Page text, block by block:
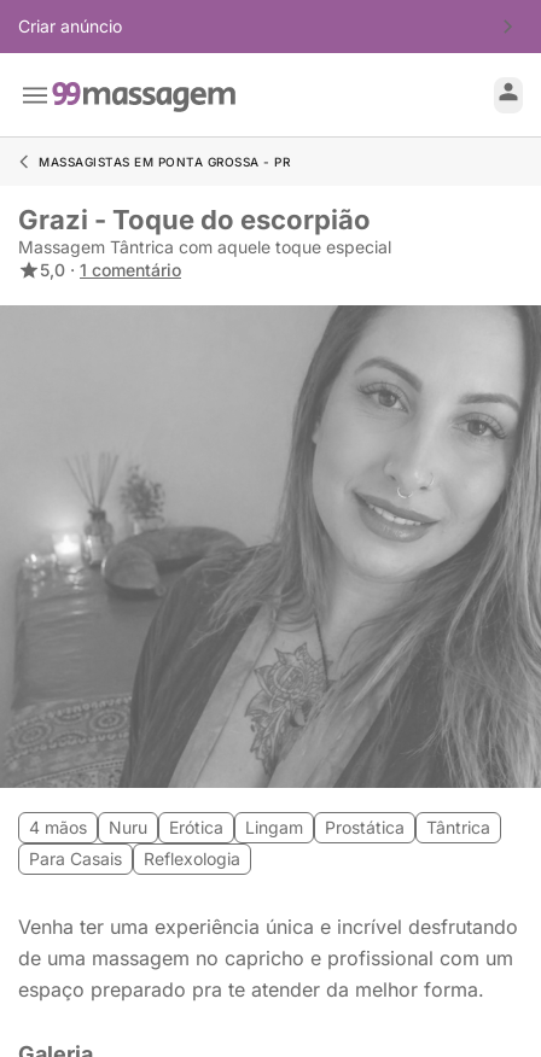
Criar anúncio
MASSAGISTAS EM PONTA GROSSA - PR
Grazi - Toque do escorpião
Massagem Tântrica com aquele toque especial
5,0 · 1 comentário
4 mãos Nuru Erótica Lingam Prostática
Tântrica
Para Casais
Reflexologia
Venha ter uma experiência única e incrível desfrutando
de uma massagem no capricho e profissional com um
espaço preparado pra te atender da melhor forma.